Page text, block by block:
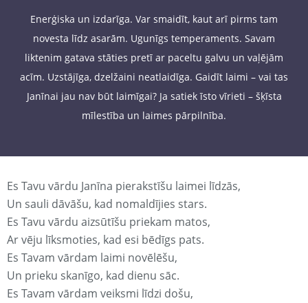
Enerģiska un izdarīga. Var smaidīt, kaut arī pirms tam
novesta līdz asarām. Ugunīgs temperaments. Savam
liktenim gatava stāties pretī ar paceltu galvu un vaļējām
acīm. Uzstājīga, dzelžaini neatlaidīga. Gaidīt laimi – vai tas
Janīnai jau nav būt laimīgai? Ja satiek īsto vīrieti – šķīsta
mīlestība un laimes pārpilnība.
Es Tavu vārdu Janīna pierakstīšu laimei līdzās,
Un sauli dāvāšu, kad nomaldījies stars.
Es Tavu vārdu aizsūtīšu priekam matos,
Ar vēju līksmoties, kad esi bēdīgs pats.
Es Tavam vārdam laimi novēlēšu,
Un prieku skanīgo, kad dienu sāc.
Es Tavam vārdam veiksmi līdzi došu,